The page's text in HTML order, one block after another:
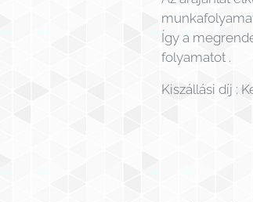
Így a
folyamatot .
Kiszállási díj :